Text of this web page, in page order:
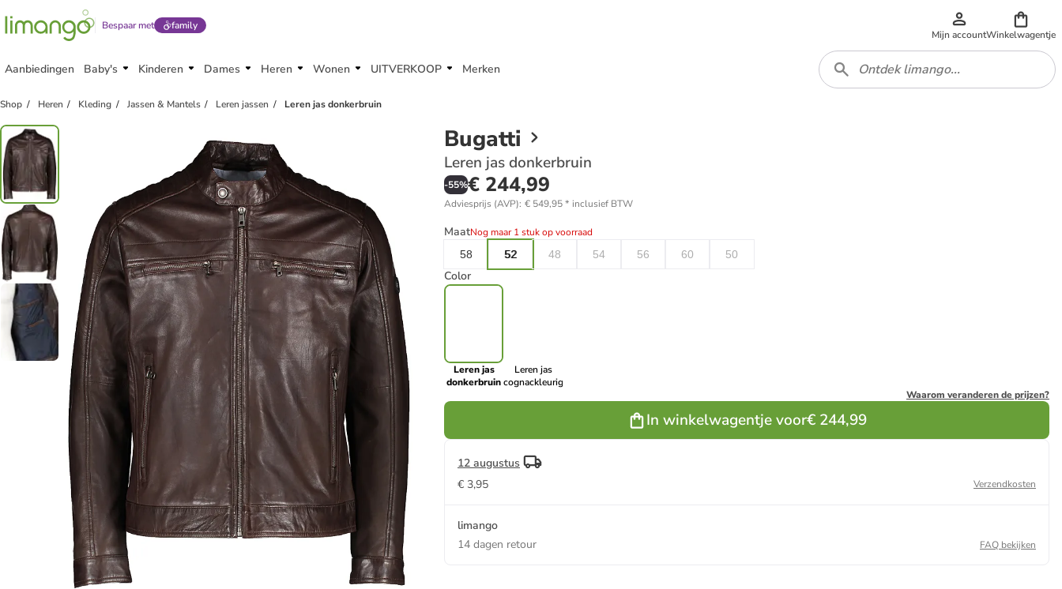
Bespaar met family
Mijn accountWinkelwagentje
Aanbiedingen Baby's Kinderen Dames Heren Wonen UITVERKOOP Merken
Shop Heren Kleding Jassen & Mantels Leren jassen Leren jas donkerbruin
Bugatti
Leren jas donkerbruin
-55%€ 244,99
Adviesprijs (AVP): € 549,95* inclusief BTW
MaatNog maar 1 stuk op voorraad
58
52 48 54 56 60 50
Color
Leren jas
donkerbruin
Leren jas
cognackleurig
Waarom veranderen de prijzen?
In winkelwagentje voor€ 244,99
12 augustus
€ 3,95
Verzendkosten
limango
14 dagen retour
FAQ bekijken